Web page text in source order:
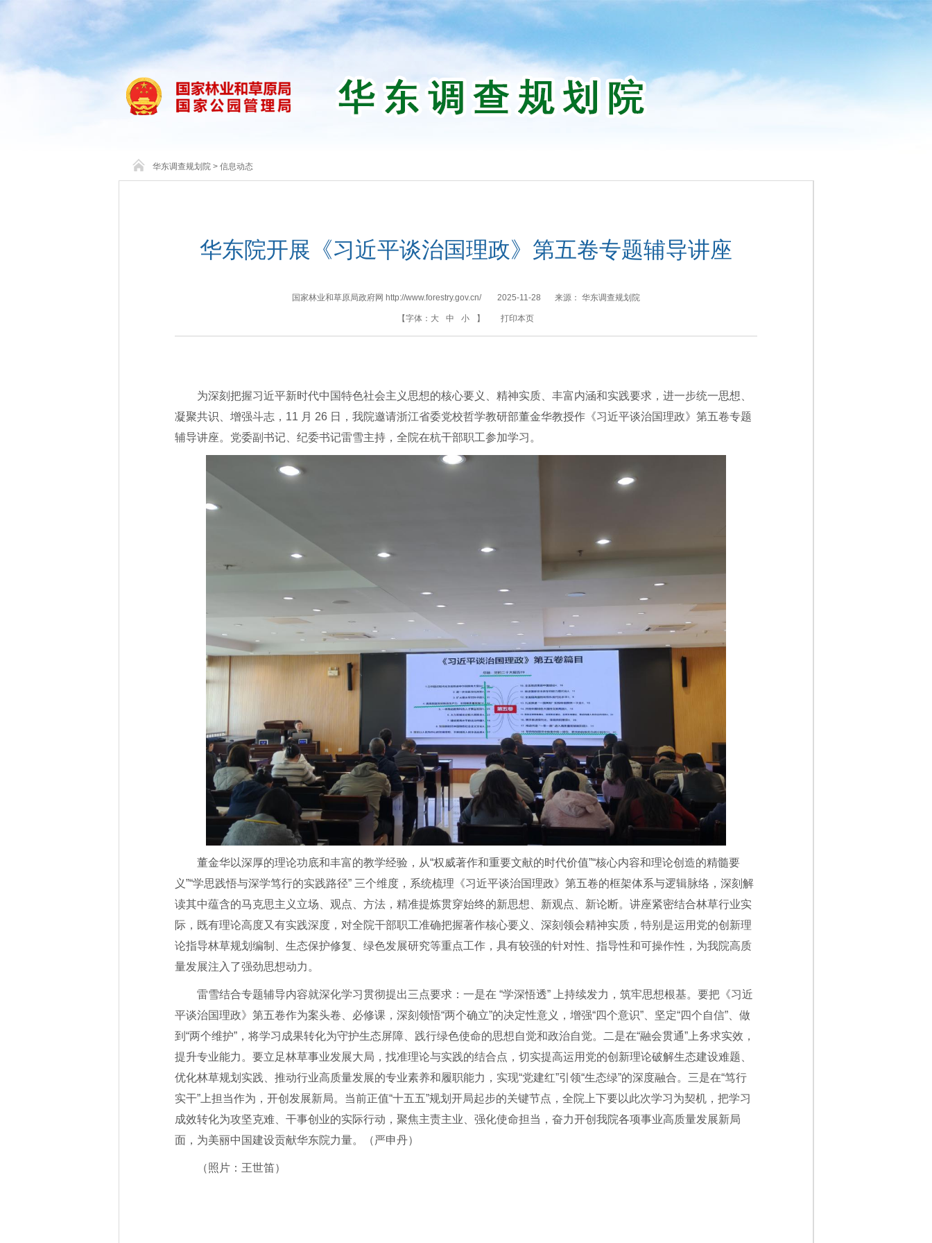
华东调查规划院 > 信息动态
华东院开展《习近平谈治国理政》第五卷专题辅导讲座
国家林业和草原局政府网 http://www.forestry.gov.cn/ 2025-11-28 来源： 华东调查规划院
【字体： 大 中 小 】 打印本页
为深刻把握习近平新时代中国特色社会主义思想的核心要义、精神实质、丰富内涵和实践要求，进一步统一思想、
凝聚共识、增强斗志，11 月 26 日，我院邀请浙江省委党校哲学教研部董金华教授作《习近平谈治国理政》第五卷专题
辅导讲座。党委副书记、纪委书记雷雪主持，全院在杭干部职工参加学习。
董金华以深厚的理论功底和丰富的教学经验，从“权威著作和重要文献的时代价值”“核心内容和理论创造的精髓要
义”“学思践悟与深学笃行的实践路径” 三个维度，系统梳理《习近平谈治国理政》第五卷的框架体系与逻辑脉络，深刻解
读其中蕴含的马克思主义立场、观点、方法，精准提炼贯穿始终的新思想、新观点、新论断。讲座紧密结合林草行业实
际，既有理论高度又有实践深度，对全院干部职工准确把握著作核心要义、深刻领会精神实质，特别是运用党的创新理
论指导林草规划编制、生态保护修复、绿色发展研究等重点工作，具有较强的针对性、指导性和可操作性，为我院高质
量发展注入了强劲思想动力。
雷雪结合专题辅导内容就深化学习贯彻提出三点要求：一是在 “学深悟透” 上持续发力，筑牢思想根基。要把《习近
平谈治国理政》第五卷作为案头卷、必修课，深刻领悟“两个确立”的决定性意义，增强“四个意识”、坚定“四个自信”、做
到“两个维护”，将学习成果转化为守护生态屏障、践行绿色使命的思想自觉和政治自觉。二是在“融会贯通”上务求实效，
提升专业能力。要立足林草事业发展大局，找准理论与实践的结合点，切实提高运用党的创新理论破解生态建设难题、
优化林草规划实践、推动行业高质量发展的专业素养和履职能力，实现“党建红”引领“生态绿”的深度融合。三是在“笃行
实干”上担当作为，开创发展新局。当前正值“十五五”规划开局起步的关键节点，全院上下要以此次学习为契机，把学习
成效转化为攻坚克难、干事创业的实际行动，聚焦主责主业、强化使命担当，奋力开创我院各项事业高质量发展新局
面，为美丽中国建设贡献华东院力量。（严申丹）
（照片：王世笛）